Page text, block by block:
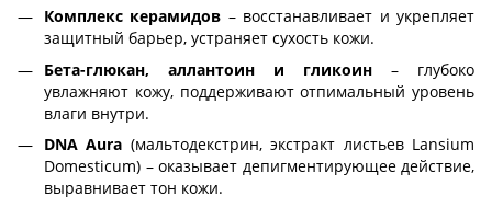
Комплекс керамидов – восстанавливает и укрепляет
защитный барьер, устраняет сухость кожи.
Бета-глюкан, аллантоин и гликоин – глубоко
увлажняют кожу, поддерживают отпимальный уровень
влаги внутри.
DNA Aura (мальтодекстрин, экстракт листьев Lansium
Domesticum) – оказывает депигментирующее действие,
выравнивает тон кожи.